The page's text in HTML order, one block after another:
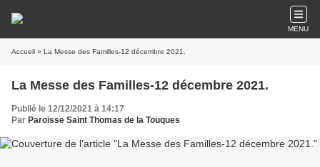
MENU
Accueil » La Messe des Familles-12 décembre 2021.
La Messe des Familles-12 décembre 2021.
Publié le 12/12/2021 à 14:17
Par Paroisse Saint Thomas de la Touques